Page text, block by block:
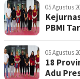
05 Agustus
PBMI
05 Agustus
18
Adu